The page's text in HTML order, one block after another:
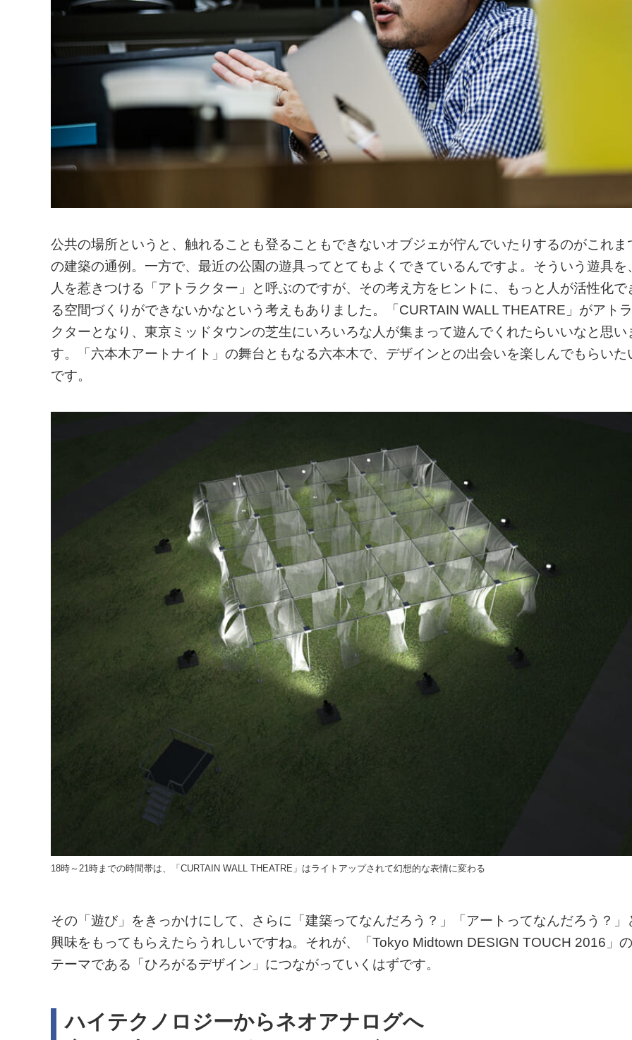
公共の場所というと、触れることも登ることもできないオブジェが佇んでいたりするのがこれま
の建築の通例。一方で、最近の公園の遊具ってとてもよくできているんですよ。そういう遊具を
人を惹きつける「アトラクター」と呼ぶのですが、その考え方をヒントに、もっと人が活性化で
る空間づくりができないかなという考えもありました。「CURTAIN WALL THEATRE」がアトラ
クターとなり、東京ミッドタウンの芝生にいろいろな人が集まって遊んでくれたらいいなと思い
す。「六本木アートナイト」の舞台ともなる六本木で、デザインとの出会いを楽しんでもらいた
です。
18時～21時までの時間帯は、「CURTAIN WALL THEATRE」はライトアップされて幻想的な表情に変わる
その「遊び」をきっかけにして、さらに「建築ってなんだろう？」「アートってなんだろう？」
興味をもってもらえたらうれしいですね。それが、「Tokyo Midtown DESIGN TOUCH 2016」の
テーマである「ひろがるデザイン」につながっていくはずです。
ハイテクノロジーからネオアナログへ